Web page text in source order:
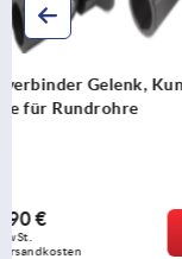
Rohrverbinder
ab
zzgl. Versandkosten